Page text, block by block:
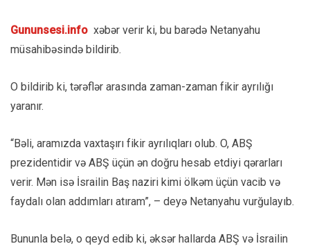
Gununsesi.info xəbər verir ki, bu barədə Netanyahu
müsahibəsində bildirib.
O bildirib ki, tərəflər arasında zaman-zaman fikir ayrılığı
yaranır.
“Bəli, aramızda vaxtaşırı fikir ayrılıqları olub. O, ABŞ
prezidentidir və ABŞ üçün ən doğru hesab etdiyi qərarları
verir. Mən isə İsrailin Baş naziri kimi ölkəm üçün vacib və
faydalı olan addımları atıram”, – deyə Netanyahu vurğulayıb.
Bununla belə, o qeyd edib ki, əksər hallarda ABŞ və İsrailin